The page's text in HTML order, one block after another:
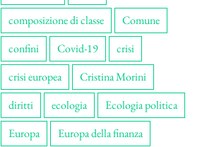
composizione di classe
Comune
confini
Covid-19
crisi
crisi europea
Cristina Morini
diritti
ecologia
Ecologia politica
Europa
Europa della finanza